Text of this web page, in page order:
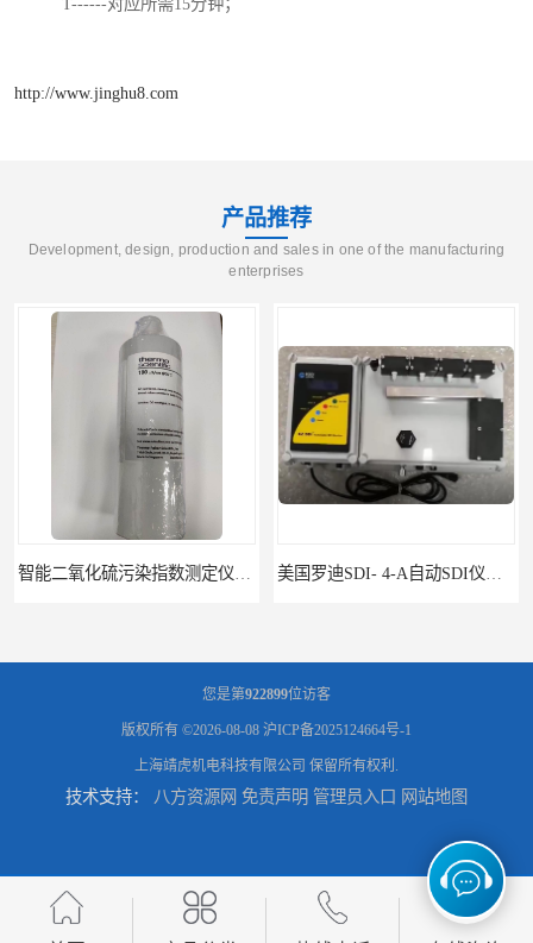
T------对应所需15分钟；
http://www.jinghu8.com
产品推荐
Development, design, production and sales in one of the manufacturing
enterprises
EZ SDI-C-A在线美国进口罗迪自动SDI仪污染指数测定仪 苏州PH电导测试仪 PH电导测试仪
您是第922899位访客
版权所有 ©2026-08-08 沪ICP备2025124664号-1
上海靖虎机电科技有限公司 保留所有权利.
技术支持： 八方资源网 免责声明 管理员入口 网站地图